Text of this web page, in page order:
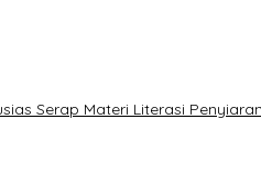
Serap Materi Literasi